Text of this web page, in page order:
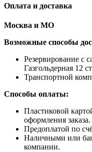
Оплата и доставка
Москва и МО
Возможные способы
​Резервирование с
Газгольдерная 12
Транспортной
Способы оплаты:
​Пластиковой
оформления заказа.
​Предоплатой по
​Наличными или
компании.